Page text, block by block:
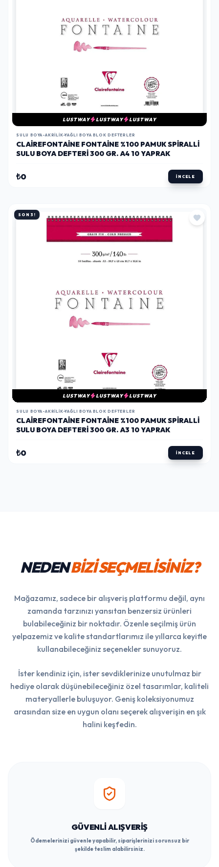
LUSTWAY LUSTWAY LUSTWAY
SULU BOYA-AKRILIK-YAĞLI BOYA BLOK DEFTERLER
CLAIREFONTAINE FONTAINE %100 PAMUK SPIRALLI
SULU BOYA DEFTERI 300 GR. A4 10 YAPRAK
₺0 İNCELE
SON 3!
LUSTWAY LUSTWAY LUSTWAY
SULU BOYA-AKRILIK-YAĞLI BOYA BLOK DEFTERLER
CLAIREFONTAINE FONTAINE %100 PAMUK SPIRALLI
SULU BOYA DEFTERI 300 GR. A3 10 YAPRAK
₺0 İNCELE
NEDENBİZİ SEÇMELİSİNİZ?
Mağazamız, sadece bir alışveriş platformu değil, aynı
zamanda tarzınızı yansıtan benzersiz ürünleri
bulabileceğiniz bir noktadır. Özenle seçilmiş ürün
yelpazemiz ve kalite standartlarımız ile yıllarca keyifle
kullanabileceğiniz seçenekler sunuyoruz.
İster kendiniz için, ister sevdiklerinize unutulmaz bir
hediye olarak düşünebileceğiniz özel tasarımlar, kaliteli
materyallerle buluşuyor. Geniş koleksiyonumuz
arasından size en uygun olanı seçerek alışverişin en şık
halini keşfedin.
GÜVENLI ALIŞVERIŞ
Ödemelerinizi güvenle yapabilir, siparişlerinizi sorunsuz bir
şekilde teslim alabilirsiniz.